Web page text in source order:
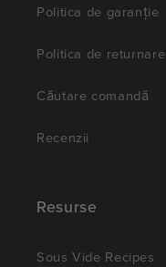
Politica de garanție
Politica de returnare
Căutare comandă
Recenzii
Resurse
Sous Vide Recipes